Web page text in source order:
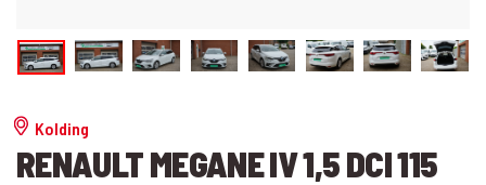
Kolding
RENAULT MEGANE IV 1,5 DCI 115